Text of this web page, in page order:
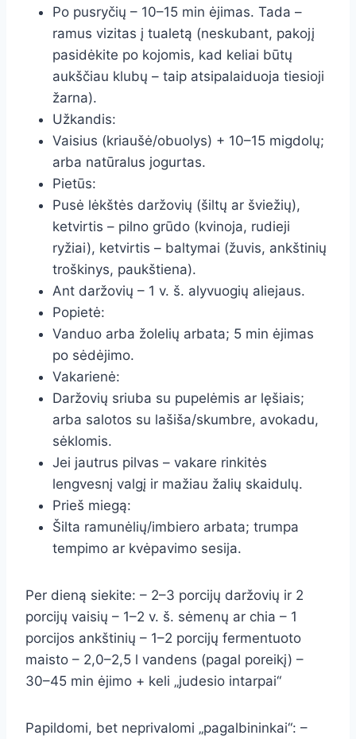
Po pusryčių – 10–15 min ėjimas. Tada –
ramus vizitas į tualetą (neskubant, pakojį
pasidėkite po kojomis, kad keliai būtų
aukščiau klubų – taip atsipalaiduoja tiesioji
žarna).
Užkandis:
Vaisius (kriaušė/obuolys) + 10–15 migdolų;
arba natūralus jogurtas.
Pietūs:
Pusė lėkštės daržovių (šiltų ar šviežių),
ketvirtis – pilno grūdo (kvinoja, rudieji
ryžiai), ketvirtis – baltymai (žuvis, ankštinių
troškinys, paukštiena).
Ant daržovių – 1 v. š. alyvuogių aliejaus.
Popietė:
Vanduo arba žolelių arbata; 5 min ėjimas
po sėdėjimo.
Vakarienė:
Daržovių sriuba su pupelėmis ar lęšiais;
arba salotos su lašiša/skumbre, avokadu,
sėklomis.
Jei jautrus pilvas – vakare rinkitės
lengvesnį valgį ir mažiau žalių skaidulų.
Prieš miegą:
Šilta ramunėlių/imbiero arbata; trumpa
tempimo ar kvėpavimo sesija.
Per dieną siekite: – 2–3 porcijų daržovių ir 2
porcijų vaisių – 1–2 v. š. sėmenų ar chia – 1
porcijos ankštinių – 1–2 porcijų fermentuoto
maisto – 2,0–2,5 l vandens (pagal poreikį) –
30–45 min ėjimo + keli „judesio intarpai“
Papildomi, bet neprivalomi „pagalbininkai“: –